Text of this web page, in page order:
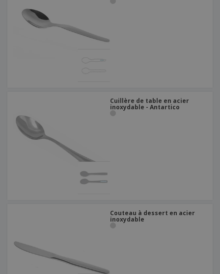
Cuillère de table en acier
inoxydable - Antartico
Couteau à dessert en acier
inoxydable